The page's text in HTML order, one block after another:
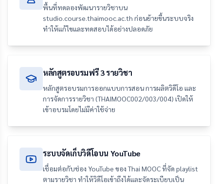
พื้นที่ทดลองพัฒนารายวิชาบน
studio.course.thaimooc.ac.th ก่อนย้ายขึ้นระบบจริง
ทำให้แก้ไขและทดสอบได้อย่างปลอดภัย
หลักสูตรอบรมฟรี 3 รายวิชา
หลักสูตรอบรมการออกแบบการสอน การผลิตวิดีโอ และ
การจัดการรายวิชา (THAIMOOC002/003/004) เปิดให้
เข้าอบรมโดยไม่มีค่าใช้จ่าย
ระบบจัดเก็บวิดีโอบน YouTube
เชื่อมต่อกับช่อง YouTube ของ Thai MOOC ที่จัด playlist
ตามรายวิชา ทำให้วิดีโอเข้าถึงได้และจัดระเบียบเป็น